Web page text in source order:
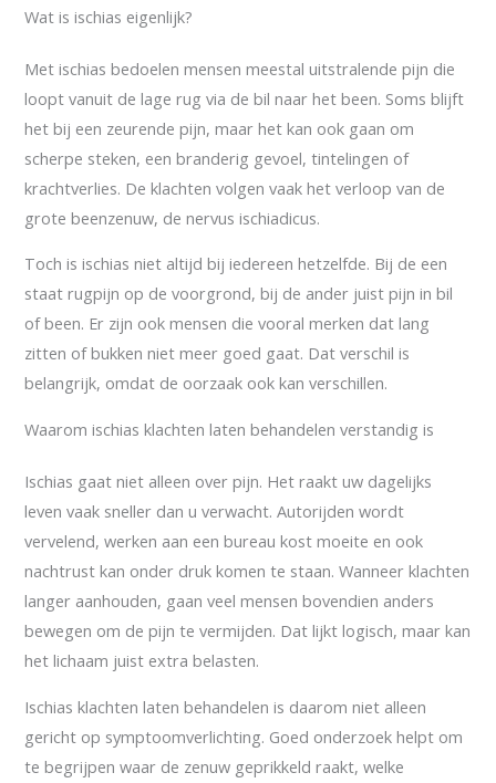
Wat is ischias eigenlijk?
Met ischias bedoelen mensen meestal uitstralende pijn die
loopt vanuit de lage rug via de bil naar het been. Soms blijft
het bij een zeurende pijn, maar het kan ook gaan om
scherpe steken, een branderig gevoel, tintelingen of
krachtverlies. De klachten volgen vaak het verloop van de
grote beenzenuw, de nervus ischiadicus.
Toch is ischias niet altijd bij iedereen hetzelfde. Bij de een
staat rugpijn op de voorgrond, bij de ander juist pijn in bil
of been. Er zijn ook mensen die vooral merken dat lang
zitten of bukken niet meer goed gaat. Dat verschil is
belangrijk, omdat de oorzaak ook kan verschillen.
Waarom ischias klachten laten behandelen verstandig is
Ischias gaat niet alleen over pijn. Het raakt uw dagelijks
leven vaak sneller dan u verwacht. Autorijden wordt
vervelend, werken aan een bureau kost moeite en ook
nachtrust kan onder druk komen te staan. Wanneer klachten
langer aanhouden, gaan veel mensen bovendien anders
bewegen om de pijn te vermijden. Dat lijkt logisch, maar kan
het lichaam juist extra belasten.
Ischias klachten laten behandelen is daarom niet alleen
gericht op symptoomverlichting. Goed onderzoek helpt om
te begrijpen waar de zenuw geprikkeld raakt, welke